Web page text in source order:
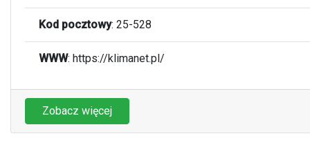
Kod pocztowy: 25-528
WWW: https://klimanet.pl/
Zobacz więcej